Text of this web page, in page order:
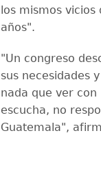
los mismos
años".
"Un congreso
sus necesidades
nada que ver
escucha, no
Guatemala",